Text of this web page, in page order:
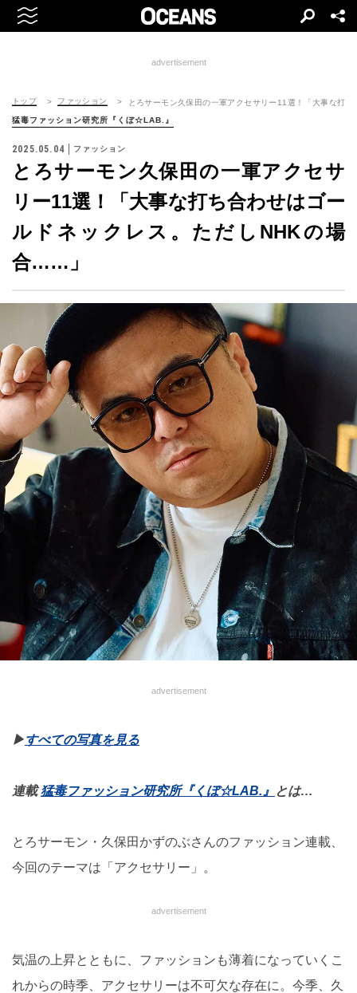
advertisement
トップ ファッション とろサーモン久保⽥の一軍アクセサリー11選！「⼤事な打
猛毒ファッション研究所『くぼ☆LAB.』
2025.05.04 ファッション
とろサーモン久保⽥の一軍アクセサ
リー11選！「⼤事な打ち合わせはゴー
ルドネックレス。ただしNHKの場
合……」
advertisement
▶︎すべての写真を見る
連載猛毒ファッション研究所『くぼ☆LAB.』 とは…
とろサーモン・久保⽥かずのぶさんのファッション連載、
今回のテーマは「アクセサリー」。
advertisement
気温の上昇とともに、ファッションも薄着になっていくこ
れからの時季、アクセサリーは不可⽋な存在に。今季、久